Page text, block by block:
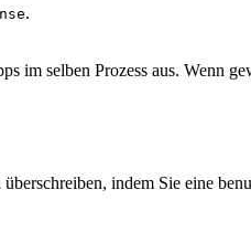
.
im selben Prozess aus. Wenn
indem Sie eine